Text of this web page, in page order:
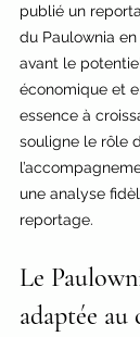
publié un
du Paulownia en
avant le
économique et
essence à
souligne le rôle
une analyse
reportage.
Le
adaptée